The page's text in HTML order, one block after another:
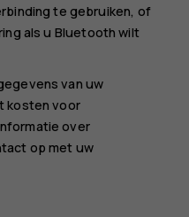
te gebruiken, of
als u Bluetooth wilt
van uw
kosten voor
over
op met uw